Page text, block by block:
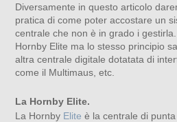
Diversamente in questo articolo
pratica di come poter accostare un
centrale che non è in grado i
Hornby Elite ma lo stesso principio
altra centrale digitale dotatata di
come il Multimaus, etc.
La Hornby Elite.
La Hornby Elite è la centrale di